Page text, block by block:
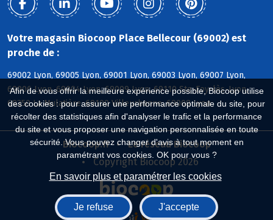
Afin de vous offrir la meilleure expérience possible, Biocoop utilise
des cookies : pour assurer une performance optimale du site, pour
récolter des statistiques afin d'analyser le trafic et la performance
du site et vous proposer une navigation personnalisée en toute
sécurité. Vous pouvez changer d'avis à tout moment en
paramétrant vos cookies. OK pour vous ?
En savoir plus et paramétrer les cookies
Je refuse J'accepte
Votre magasin Biocoop Place Bellecour (69002) est
proche de :
69002 Lyon, 69005 Lyon, 69001 Lyon, 69003 Lyon, 69007 Lyon,
69006 Lyon, 69004 Lyon, 69009 Lyon, 69110 Ste-Foy-lès-Lyon,
69350 La Mulatière, 69100 Villeurbanne, 69008 Lyon
Biocoop.fr
Le réseau Biocoop
Copyright Biocoop 2026